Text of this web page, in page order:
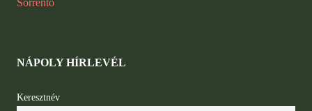
Sorrento
NÁPOLY HÍRLEVÉL
Keresztnév